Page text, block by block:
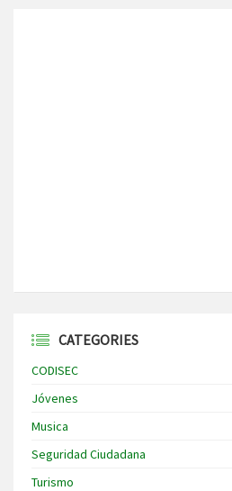
CATEGORIES
CODISEC
Jóvenes
Musica
Seguridad Ciudadana
Turismo